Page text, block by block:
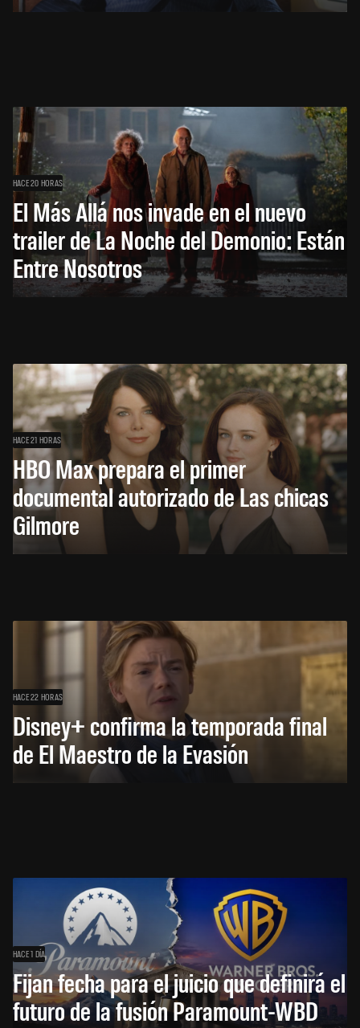
HACE 20 HORAS
El Más Allá nos invade en el nuevo
trailer de La Noche del Demonio: Están
Entre Nosotros
HACE 21 HORAS
HBO Max prepara el primer
documental autorizado de Las chicas
Gilmore
HACE 22 HORAS
Disney+ confirma la temporada final
de El Maestro de la Evasión
HACE 1 DÍA
Fijan fecha para el juicio que definirá el
futuro de la fusión Paramount-WBD